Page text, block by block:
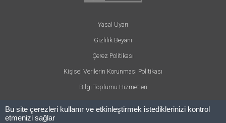
Yasal Uyarı
Gizlilik Beyanı
Çerez Politikası
Kişisel Verilerin Korunması Politikası
Bilgi Toplumu Hizmetleri
Bu site çerezleri kullanır ve etkinleştirmek istediklerinizi kontrol
etmenizi sağlar